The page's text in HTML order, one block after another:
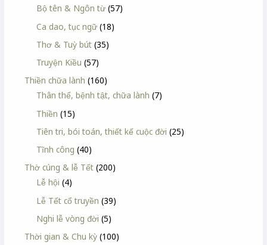
Bộ tên & Ngôn từ (57)
Ca dao, tục ngữ (18)
Thơ & Tuỳ bút (35)
Truyện Kiều (57)
Thiền chữa lành (160)
Thân thể, bệnh tật, chữa lành (7)
Thiền (15)
Tiên tri, bói toán, thiết kế cuộc đời (25)
Tĩnh công (40)
Thờ cúng & lễ Tết (200)
Lễ hội (4)
Lễ Tết cổ truyền (39)
Nghi lễ vòng đời (5)
Thời gian & Chu kỳ (100)